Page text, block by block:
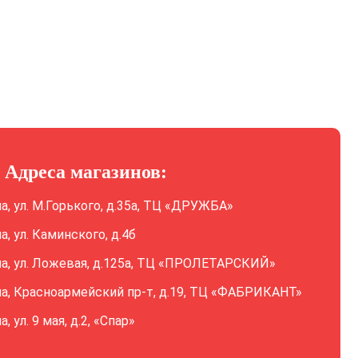
Адреса магазинов:
ул. М.Горького, д.35а, ТЦ «ДРУЖБА»
ул. Каминского, д.4б
ул. Ложевая, д.125а, ТЦ «ПРОЛЕТАРСКИЙ»
Красноармейский пр-т, д.19, ТЦ «ФАБРИКАНТ»
ул. 9 мая, д.2, «Спар»